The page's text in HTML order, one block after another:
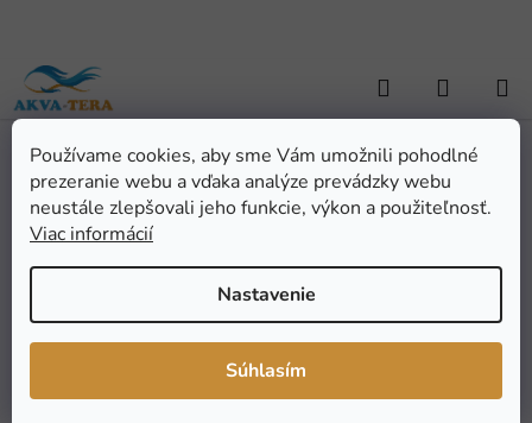
Používame cookies, aby sme Vám umožnili pohodlné
prezeranie webu a vďaka analýze prevádzky webu
neustále zlepšovali jeho funkcie, výkon a použiteľnosť.
Viac informácií
Nastavenie
Súhlasím
obsah
Hľadať
KOŠÍK
Domov / TERARISTIKA / Výber podľa zvierat / Gekoni / Lucky Reptile
Starter Kit Leopard Gecko 80x40x52 cm
Lucky Reptile Starter Kit
Leopard Gecko 80x40x52
Priemerné
Neohodnotené